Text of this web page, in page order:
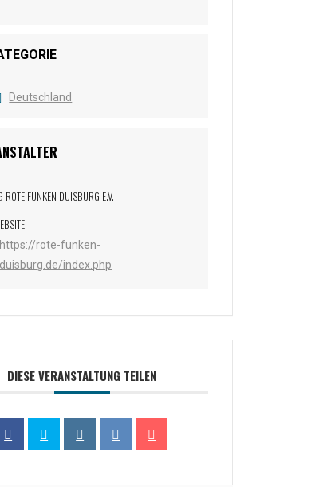
Deutschland
ROTE FUNKEN DUISBURG E.V.
https://rote-funken-
duisburg.de/index.php
DIESE VERANSTALTUNG TEILEN